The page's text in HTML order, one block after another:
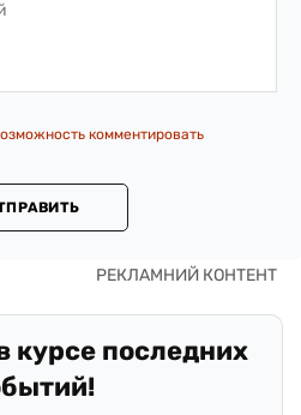
комментировать
курсе последних